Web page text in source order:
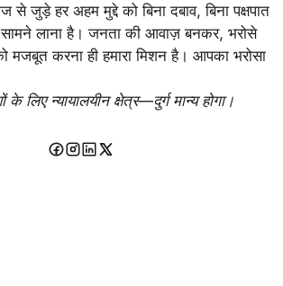
से जुड़े हर अहम मुद्दे को बिना दबाव, बिना पक्षपात
लाना है। जनता की आवाज़ बनकर, भरोसे
करना ही हमारा मिशन है। आपका भरोसा
के लिए न्यायालयीन क्षेत्र—दुर्ग मान्य होगा।